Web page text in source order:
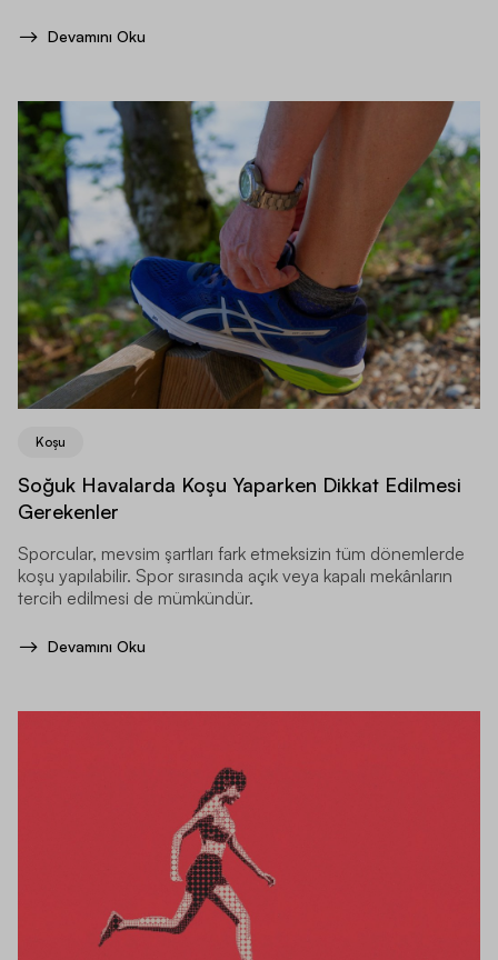
Devamını Oku
Koşu
Soğuk Havalarda Koşu Yaparken Dikkat Edilmesi
Gerekenler
Sporcular, mevsim şartları fark etmeksizin tüm dönemlerde
koşu yapılabilir. Spor sırasında açık veya kapalı mekânların
tercih edilmesi de mümkündür.
Devamını Oku